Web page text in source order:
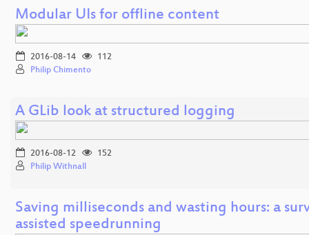
Modular UIs for offline content
2016-08-14
112
Philip Chimento
A GLib look at structured logging
2016-08-12
152
Philip Withnall
Saving milliseconds and wasting hours: a
assisted speedrunning